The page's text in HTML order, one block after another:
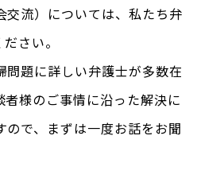
交流）については、私たち弁
さい。
問題に詳しい弁護士が多数在
様のご事情に沿った解決に
ので、まずは一度お話をお聞